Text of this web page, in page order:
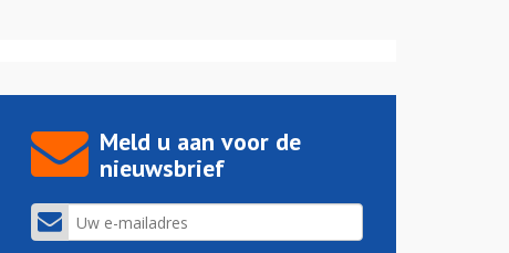
Meld u aan voor de
nieuwsbrief